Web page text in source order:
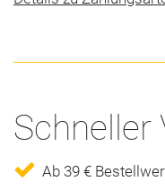
Schneller
Ab 39 €